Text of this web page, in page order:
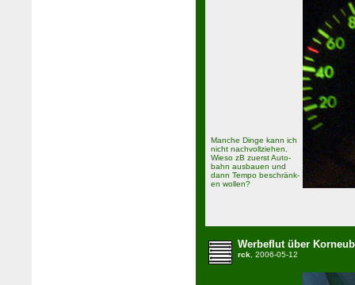
Manche Dinge kann ich
nicht nachvollziehen.
Wieso zB zuerst Auto­
bahn ausbauen und
dann Tempo be­schränk­
en wollen?
Werbeflut über
rck, 2006-05-12